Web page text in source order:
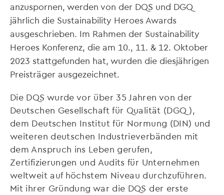
anzuspornen, werden von der DQS und DGQ
jährlich die Sustainability Heroes Awards
ausgeschrieben. Im Rahmen der Sustainability
Heroes Konferenz, die am 10., 11. & 12. Oktober
2023 stattgefunden hat, wurden die diesjährigen
Preisträger ausgezeichnet.
Die DQS wurde vor über 35 Jahren von der
Deutschen Gesellschaft für Qualität (DGQ),
dem Deutschen Institut für Normung (DIN) und
weiteren deutschen Industrieverbänden mit
dem Anspruch ins Leben gerufen,
Zertifizierungen und Audits für Unternehmen
weltweit auf höchstem Niveau durchzuführen.
Mit ihrer Gründung war die DQS der erste